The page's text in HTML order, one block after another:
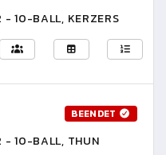
- 10-BALL, KERZERS
BEENDET
- 10-BALL, THUN